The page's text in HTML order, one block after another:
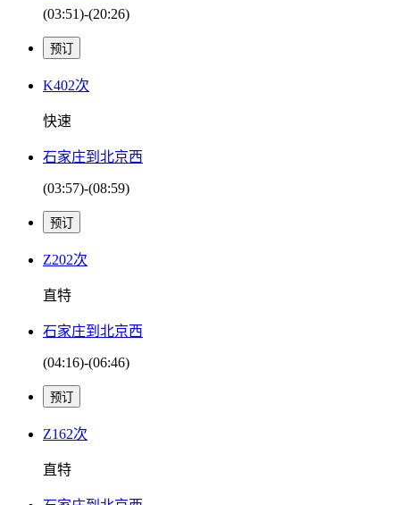
(03:51)-(20:26)
K402次
快速
石家庄到北京西
(03:57)-(08:59)
Z202次
直特
石家庄到北京西
(04:16)-(06:46)
Z162次
直特